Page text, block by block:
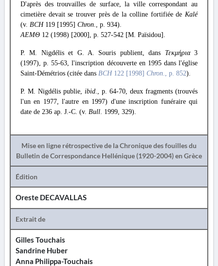
D'après des trouvailles de surface, la ville correspondant au
cimetière devait se trouver près de la colline fortifiée de Kalé
(v. BCH 119 [1995] Chron., p. 934).
ΑΕΜΘ 12 (1998) [2000], p. 527-542 [M. Païsidou].
P. M. Nigdélis et G. A. Souris publient, dans Τεκμήρια3
(1997), p. 55-63, l'inscription découverte en 1995 dans l'église
Saint-Démétrios (citée dans BCH 122 [1998] Chron., p. 852).
P. M. Nigdélis publie, ibid., p. 64-70, deux fragments (trouvés
l'un en 1977, l'autre en 1997) d'une inscription funéraire qui
date de 236 ap. J.-C. (v. Bull. 1999, 329).
Mise en ligne rétrospective de la Chronique des fouilles du
Bulletin de Correspondance Hellénique (1920-2004) en Grèce
Édition
Oreste DECAVALLAS
Extrait de
Gilles Touchais
Sandrine Huber
Anna Philippa-Touchais